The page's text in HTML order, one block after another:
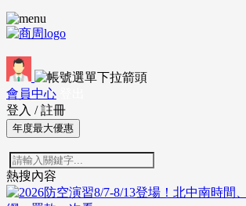
會員中心
登入 / 註冊
年度最大優惠
熱搜內容